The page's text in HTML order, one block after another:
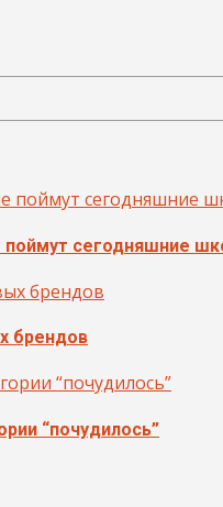
сегодняшние
брендов
“почудилось”